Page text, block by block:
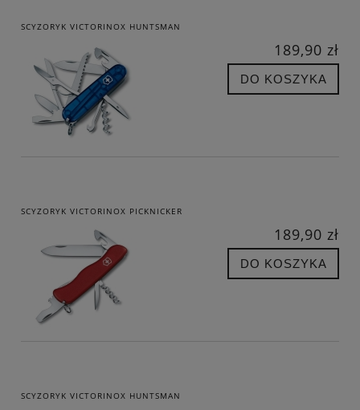
SCYZORYK VICTORINOX HUNTSMAN
189,90 zł
DO KOSZYKA
SCYZORYK VICTORINOX PICKNICKER
189,90 zł
DO KOSZYKA
SCYZORYK VICTORINOX HUNTSMAN